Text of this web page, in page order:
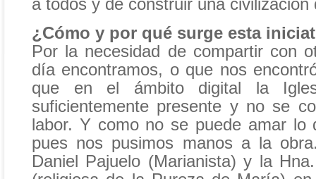
a todos y de construir una civilización
¿Cómo y por qué surge esta
Por la necesidad de compartir con
día encontramos, o que nos
que en el ámbito digital la
suficientemente presente y no se
labor. Y como no se puede amar lo
pues nos pusimos manos a la
Daniel Pajuelo (Marianista) y la